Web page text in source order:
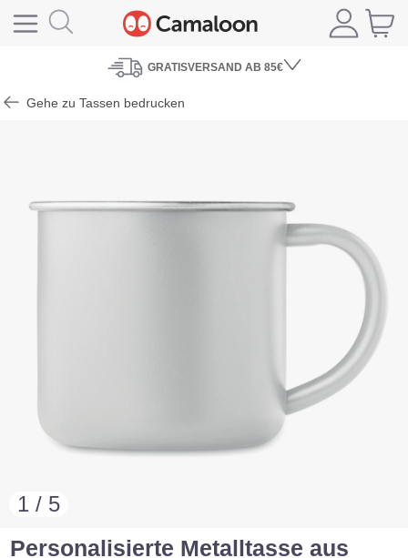
GRATISVERSAND AB 85€
Gehe zu Tassen bedrucken
1 / 5
Personalisierte Metalltasse aus